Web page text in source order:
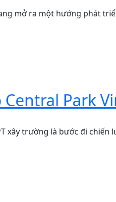
mở ra một hướng phát
Park
xây trường là bước đi